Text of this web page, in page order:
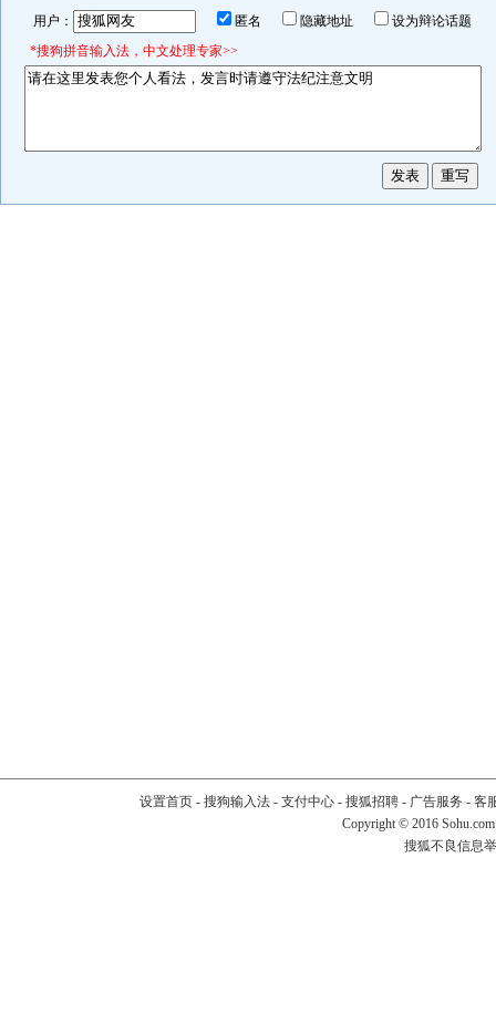
用户： 匿名 隐藏地址
设为辩论话题
*搜狗拼音输入法，中文处理专家>>
设置首页- 搜狗输入法- 支付中心- 搜狐招聘- 广告服务 - 客
Copyright © 2016
搜狐不良信息